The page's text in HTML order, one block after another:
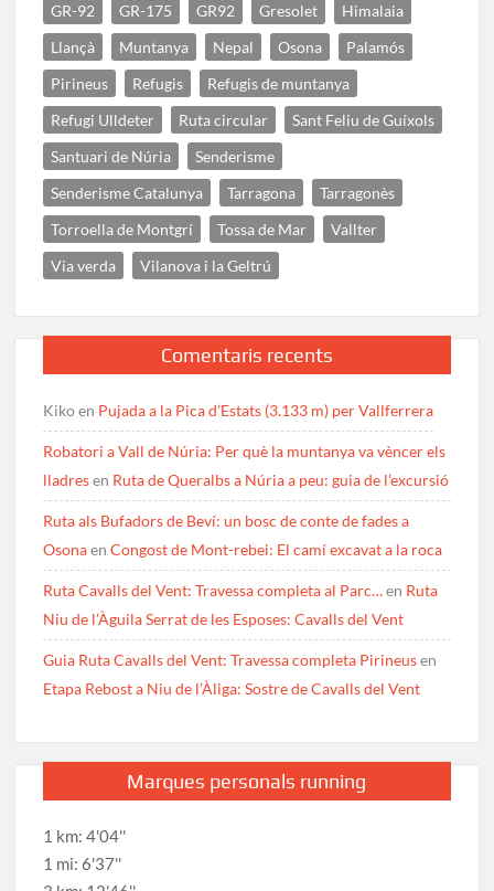
GR-92
GR-175 GR92 Gresolet
Himalaia
Llançà
Muntanya Nepal Osona
Palamós
Pirineus
Refugis
Refugis de muntanya
Refugi Ulldeter
Ruta circular
Sant Feliu de Guíxols
Santuari de Núria
Senderisme
Senderisme Catalunya
Tarragona
Tarragonès
Torroella de Montgrí
Tossa de Mar
Vallter
Via verda
Vilanova i la Geltrú
Comentaris recents
Kikoen Pujada a la Pica d’Estats (3.133 m) per Vallferrera
Robatori a Vall de Núria: Per què la muntanya va vèncer els
lladresen Ruta de Queralbs a Núria a peu: guia de l’excursió
Ruta als Bufadors de Beví: un bosc de conte de fades a
OsonaenCongost de Mont-rebei: El camí excavat a la roca
Ruta Cavalls del Vent: Travessa completa al Parc…en Ruta
Niu de l’Àguila Serrat de les Esposes: Cavalls del Vent
Guia Ruta Cavalls del Vent: Travessa completa Pirineusen
Etapa Rebost a Niu de l’Àliga: Sostre de Cavalls del Vent
Marques personals running
1 km: 4'04''
1 mi: 6'37''